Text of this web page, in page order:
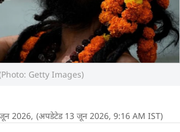
(Photo: Getty Images)
2026, (अपडेटेड 13 जून 2026, 9:16 AM IST)